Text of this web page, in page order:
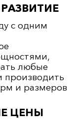
с одним
любые
производить
и размеров
ЦЕНЫ